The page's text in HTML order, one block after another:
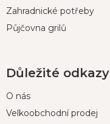
Zahradnické potřeby
Půjčovna grilů
Důležité odkazy
O nás
Velkoobchodní prodej